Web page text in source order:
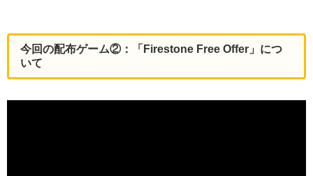
今回の配布ゲーム②：「Firestone Free Offer」につ
いて